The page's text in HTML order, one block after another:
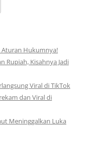
Aturan Hukumnya!
Rupiah, Kisahnya Jadi
Viral di TikTok
dan Viral di
Meninggalkan Luka